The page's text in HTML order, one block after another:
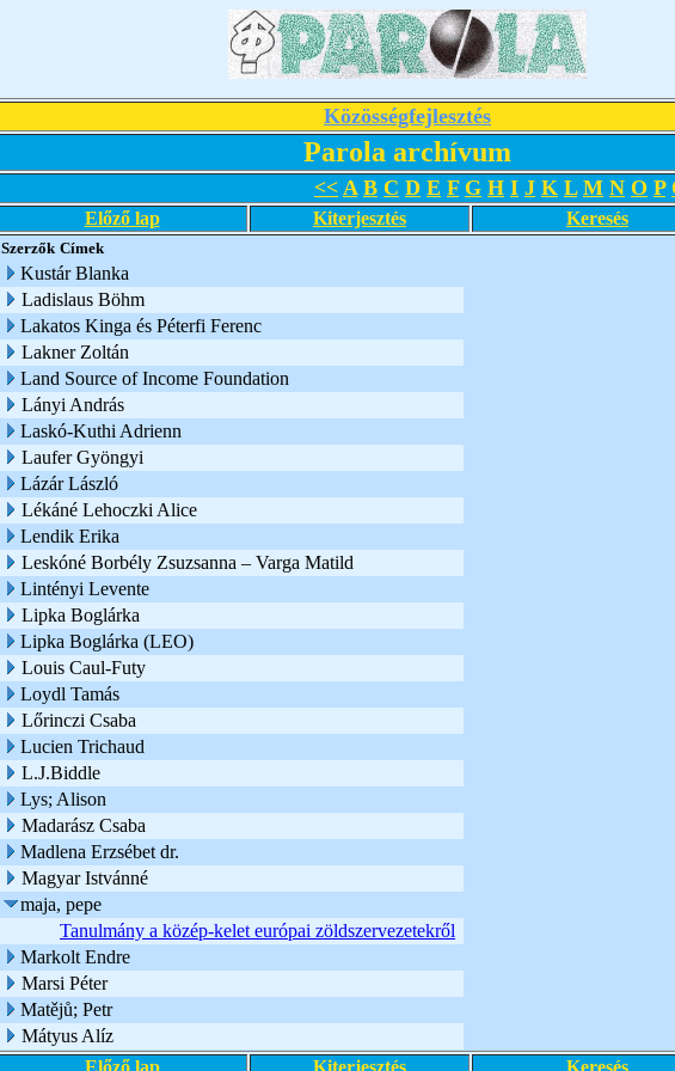
Közösségfejlesztés
Parola archívum
<< A B C D E F G H I J K L M N O P
Előző lap Kiterjesztés Keresés
Szerzők Címek
Kustár Blanka
Ladislaus Böhm
Lakatos Kinga és Péterfi Ferenc
Lakner Zoltán
Land Source of Income Foundation
Lányi András
Laskó-Kuthi Adrienn
Laufer Gyöngyi
Lázár László
Lékáné Lehoczki Alice
Lendik Erika
Leskóné Borbély Zsuzsanna – Varga Matild
Lintényi Levente
Lipka Boglárka
Lipka Boglárka (LEO)
Louis Caul-Futy
Loydl Tamás
Lőrinczi Csaba
Lucien Trichaud
L.J.Biddle
Lys; Alison
Madarász Csaba
Madlena Erzsébet dr.
Magyar Istvánné
maja, pepe
Tanulmány a közép-kelet európai zöldszervezetekről
Markolt Endre
Marsi Péter
Matějů; Petr
Mátyus Alíz
Előző lap
Kiterjesztés Keresés